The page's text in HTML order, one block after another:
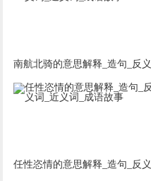
南航北骑的意思解释_造句_反义
词_近义词_成语故事
任性恣情的意思解释_造句_反义